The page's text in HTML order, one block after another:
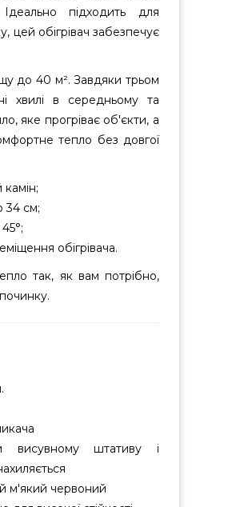
підходить для
цей обігрівач забезпечує
до 40 м². Завдяки трьом
хвилі в середньому та
яке прогріває об'єкти, а
тепло без довгої
34 см;
обігрівача.
так, як вам потрібно,
висувному штативу і
м'який червоний